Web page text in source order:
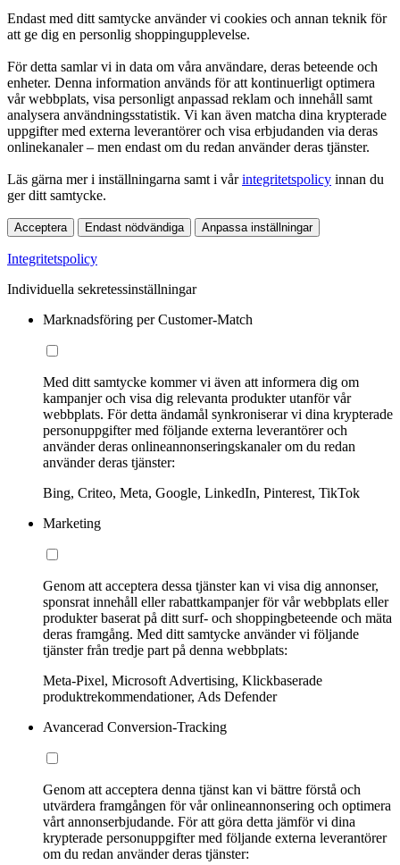
Endast med ditt samtycke använder vi cookies och annan teknik för
att ge dig en personlig shoppingupplevelse.
För detta samlar vi in data om våra användare, deras beteende och
enheter. Denna information används för att kontinuerligt optimera
vår webbplats, visa personligt anpassad reklam och innehåll samt
analysera användningsstatistik. Vi kan även matcha dina krypterade
uppgifter med externa leverantörer och visa erbjudanden via deras
onlinekanaler – men endast om du redan använder deras tjänster.
Läs gärna mer i inställningarna samt i vårintegritetspolicy innan du
ger ditt samtycke.
Acceptera Endast nödvändiga Anpassa inställningar
Integritetspolicy
Individuella sekretessinställningar
Marknadsföring per Customer-Match
Med ditt samtycke kommer vi även att informera dig om
kampanjer och visa dig relevanta produkter utanför vår
webbplats. För detta ändamål synkroniserar vi dina krypterade
personuppgifter med följande externa leverantörer och
använder deras onlineannonseringskanaler om du redan
använder deras tjänster:
Bing, Criteo, Meta, Google, LinkedIn, Pinterest, TikTok
Marketing
Genom att acceptera dessa tjänster kan vi visa dig annonser,
sponsrat innehåll eller rabattkampanjer för vår webbplats eller
produkter baserat på ditt surf- och shoppingbeteende och mäta
deras framgång. Med ditt samtycke använder vi följande
tjänster från tredje part på denna webbplats:
Meta-Pixel, Microsoft Advertising, Klickbaserade
produktrekommendationer, Ads Defender
Avancerad Conversion-Tracking
Genom att acceptera denna tjänst kan vi bättre förstå och
utvärdera framgången för vår onlineannonsering och optimera
vårt annonserbjudande. För att göra detta jämför vi dina
krypterade personuppgifter med följande externa leverantörer
om du redan använder deras tjänster: